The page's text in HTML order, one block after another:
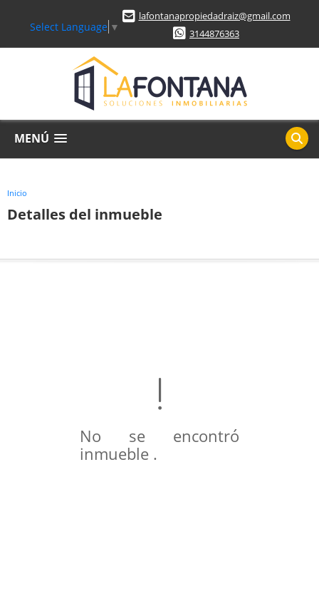
Select Language ▼
lafontanapropiedadraiz@gmail.com
3144876363
MENÚ
Inicio
Detalles del inmueble
No se encontró
inmueble .